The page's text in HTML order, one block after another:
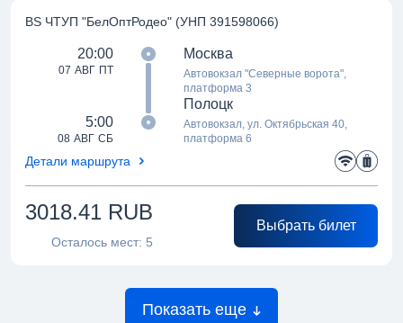
BS ЧТУП "БелОптРодео" (УНП 391598066)
07 АВГ ПТ
20:00
08 АВГ СБ
5:00
Москва
Автовокзал "Северные ворота",
платформа 3
Полоцк
Автовокзал, ул. Октябрьская 40,
платформа 6
Детали маршрута
3018.41 RUB
Осталось мест: 5
Выбрать билет
Показать еще